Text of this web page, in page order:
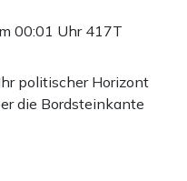
00:01 Uhr 417T
politischer Horizont
die Bordsteinkante